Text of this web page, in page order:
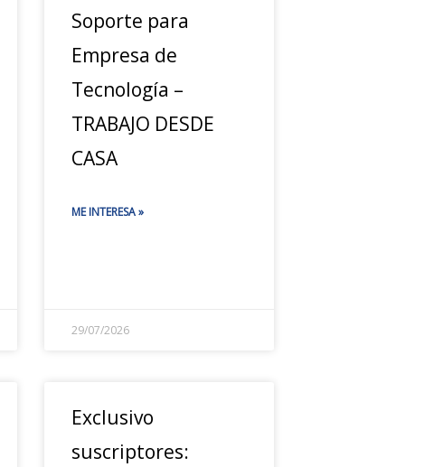
Soporte para
Empresa de
Tecnología –
TRABAJO DESDE
CASA
ME INTERESA »
29/07/2026
Exclusivo
suscriptores: